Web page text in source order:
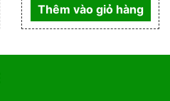
Thêm vào giỏ hàng